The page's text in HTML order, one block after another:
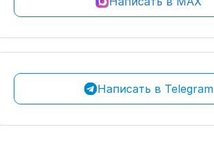
Написать в Telegram